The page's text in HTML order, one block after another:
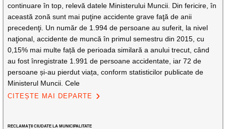
continuare în top, relevă datele Ministerului Muncii. Din fericire, în
această zonă sunt mai puţine accidente grave faţă de anii
precedenţi. Un număr de 1.994 de persoane au suferit, la nivel
naţional, accidente de muncă în primul semestru din 2015, cu
0,15% mai multe față de perioada similară a anului trecut, când
au fost înregistrate 1.991 de persoane accidentate, iar 72 de
persoane și-au pierdut viața, conform statisticilor publicate de
Ministerul Muncii. Cele
CITEȘTE MAI DEPARTE
RECLAMAŢII CIUDATE LA MUNICIPALITATE